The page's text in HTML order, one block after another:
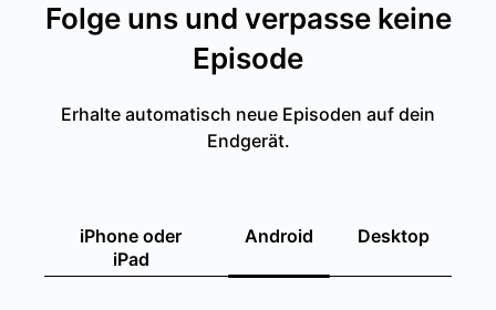
Folge uns und verpasse keine
Episode
Erhalte automatisch neue Episoden auf dein
Endgerät.
iPhone oder
iPad
Android Desktop